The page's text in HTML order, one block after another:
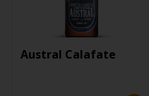
Austral Calafate